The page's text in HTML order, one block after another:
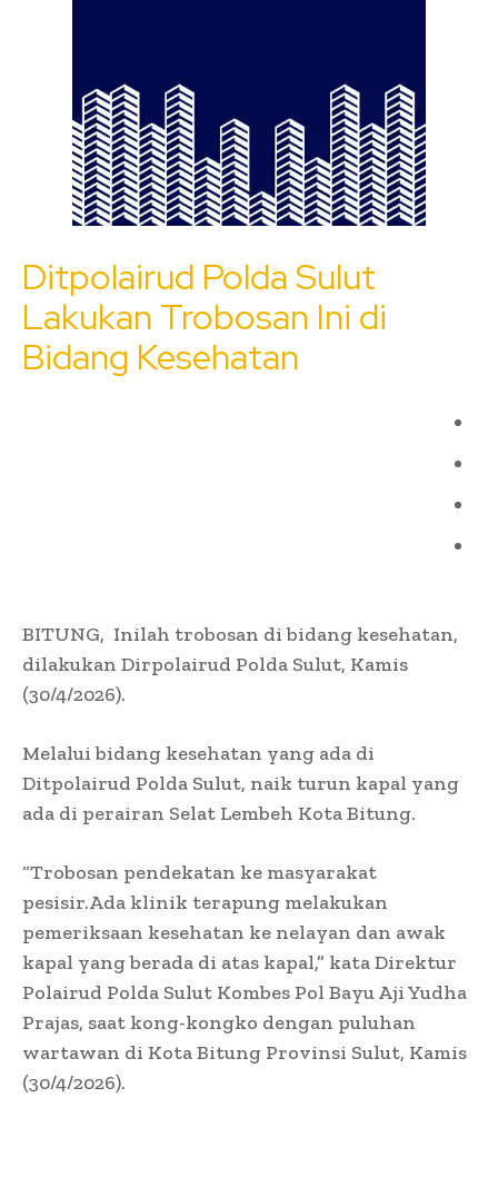
Ditpolairud Polda Sulut
Lakukan Trobosan Ini di
Bidang Kesehatan
BITUNG, Inilah trobosan di bidang kesehatan,
dilakukan Dirpolairud Polda Sulut, Kamis
(30/4/2026).
Melalui bidang kesehatan yang ada di
Ditpolairud Polda Sulut, naik turun kapal yang
ada di perairan Selat Lembeh Kota Bitung.
“Trobosan pendekatan ke masyarakat
pesisir.Ada klinik terapung melakukan
pemeriksaan kesehatan ke nelayan dan awak
kapal yang berada di atas kapal,” kata Direktur
Polairud Polda Sulut Kombes Pol Bayu Aji Yudha
Prajas, saat kong-kongko dengan puluhan
wartawan di Kota Bitung Provinsi Sulut, Kamis
(30/4/2026).